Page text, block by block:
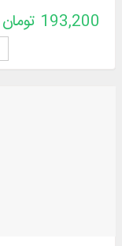
شرح تحریر الوسیله،
193,200 تومان